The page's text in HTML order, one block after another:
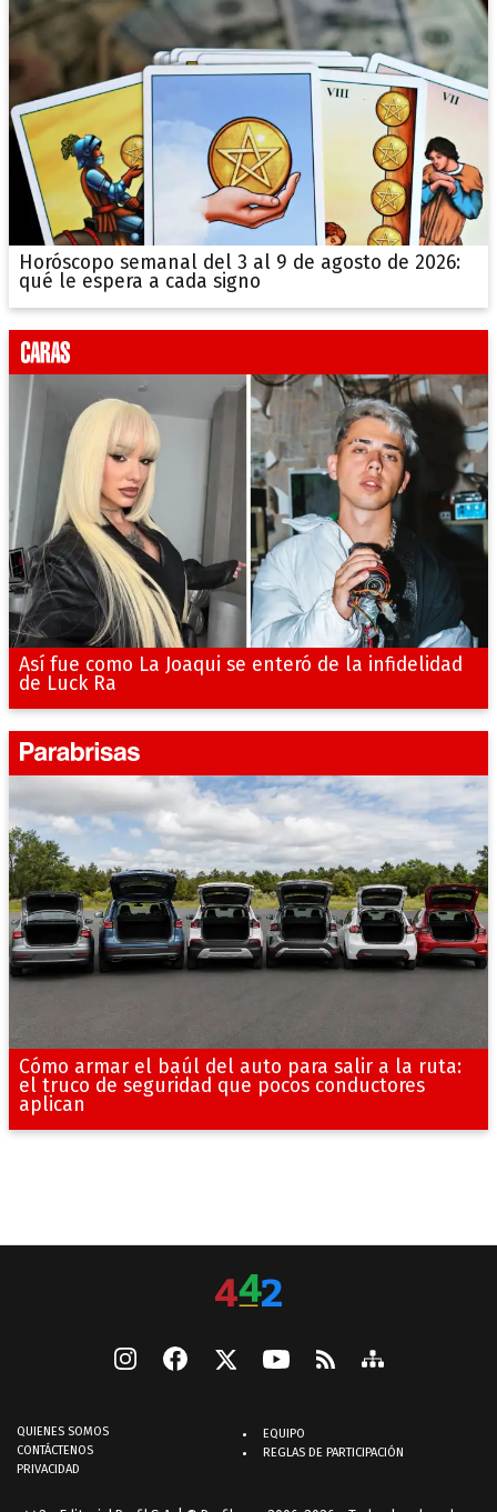
Horóscopo semanal del 3 al 9 de agosto de 2026:
qué le espera a cada signo
Así fue como La Joaqui se enteró de la infidelidad
de Luck Ra
Cómo armar el baúl del auto para salir a la ruta:
el truco de seguridad que pocos conductores
aplican
QUIENES SOMOS
CONTÁCTENOS
PRIVACIDAD
EQUIPO
REGLAS DE PARTICIPACIÓN